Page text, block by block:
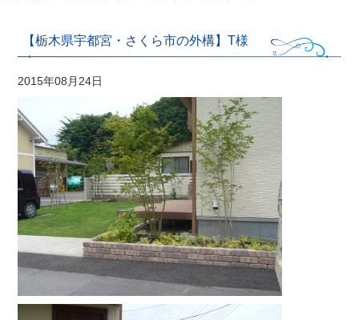
【栃木県宇都宮・さくら市の外構】T様
2015年08月24日